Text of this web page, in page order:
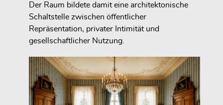
Der Raum bildete damit eine architektonische
Schaltstelle zwischen öffentlicher
Repräsentation, privater Intimität und
gesellschaftlicher Nutzung.